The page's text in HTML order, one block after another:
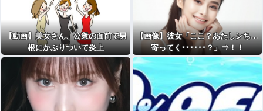
【動画】美女さん、公衆の面前で男
根にかぶりついて炎上
【画像】彼女「ここ？あたしンち…
寄ってく･･････？」⇒！！